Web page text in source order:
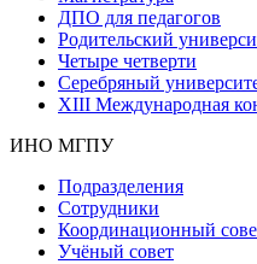
ДПО для педагогов
Родительский
Четыре четверти
Серебряный
XIII Международная
ИНО МГПУ
Подразделения
Сотрудники
Координационный
Учёный совет